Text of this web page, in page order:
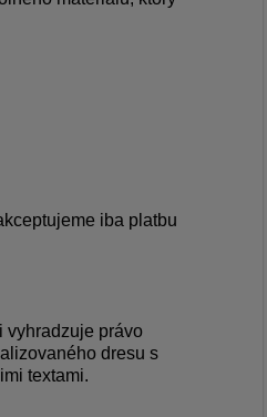
iba platbu
vyhradzuje právo
dresu s
textami.